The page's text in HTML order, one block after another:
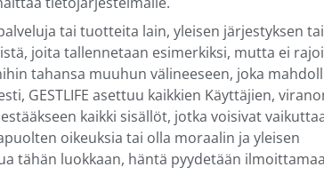
tai tuotteita lain, yleisen järjestyksen
joita tallennetaan esimerkiksi, mutta ei
tahansa muuhun välineeseen, joka
GESTLIFE asettuu kaikkien Käyttäjien,
kaikki sisällöt, jotka voisivat
oikeuksia tai olla moraalin ja yleisen
tähän luokkaan, häntä pyydetään